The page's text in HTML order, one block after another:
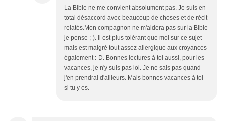
La Bible ne me convient absolument pas. Je suis en
total désaccord avec beaucoup de choses et de récit
relatés.Mon compagnon ne m'aidera pas sur la Bible
je pense ;-). Il est plus tolérant que moi sur ce sujet
mais est malgré tout assez allergique aux croyances
également :-D. Bonnes lectures à toi aussi, pour les
vacances, je n'y suis pas lol. Je ne sais pas quand
j'en prendrai d'ailleurs. Mais bonnes vacances à toi
si tu y es.